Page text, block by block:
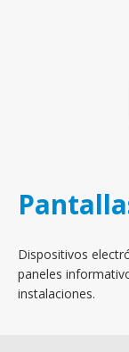
Dispositivos
paneles
instalaciones.